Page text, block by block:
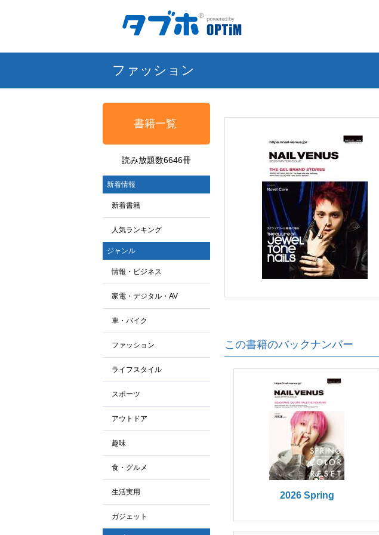
ファッション
書籍一覧
読み放題数6646冊
新着情報
新着書籍
人気ランキング
ジャンル
情報・ビジネス
家電・デジタル・AV
車・バイク
ファッション
ライフスタイル
スポーツ
アウトドア
趣味
食・グルメ
生活実用
ガジェット
この書籍のバックナンバー
2026 Spring